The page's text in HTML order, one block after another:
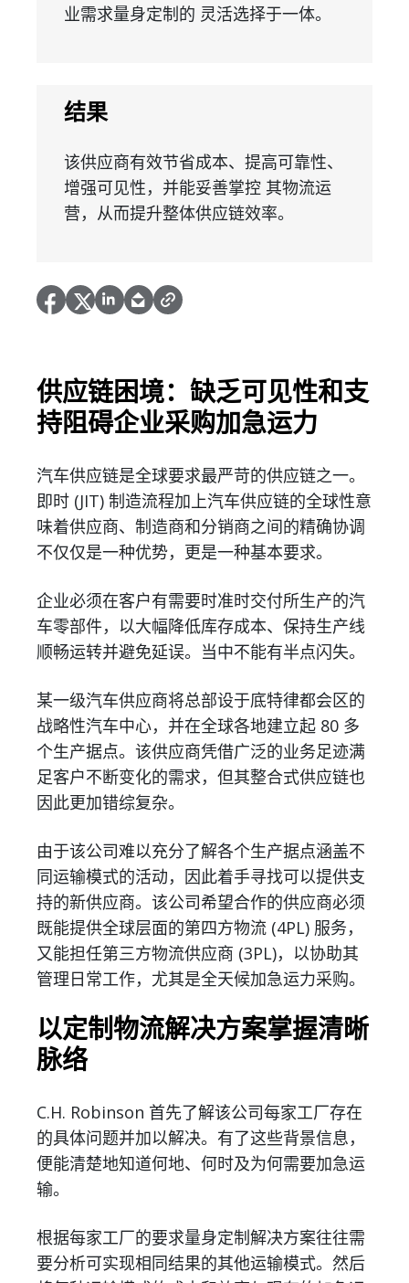
业需求量身定制的 灵活选择于一体。
结果
该供应商有效节省成本、提高可靠性、
增强可见性，并能妥善掌控 其物流运
营，从而提升整体供应链效率。
供应链困境：缺乏可见性和支
持阻碍企业采购加急运力
汽车供应链是全球要求最严苛的供应链之一。
即时 (JIT) 制造流程加上汽车供应链的全球性意
味着供应商、制造商和分销商之间的精确协调
不仅仅是一种优势，更是一种基本要求。
企业必须在客户有需要时准时交付所生产的汽
车零部件，以大幅降低库存成本、保持生产线
顺畅运转并避免延误。当中不能有半点闪失。
某一级汽车供应商将总部设于底特律都会区的
战略性汽车中心，并在全球各地建立起 80 多
个生产据点。该供应商凭借广泛的业务足迹满
足客户不断变化的需求，但其整合式供应链也
因此更加错综复杂。
由于该公司难以充分了解各个生产据点涵盖不
同运输模式的活动，因此着手寻找可以提供支
持的新供应商。该公司希望合作的供应商必须
既能提供全球层面的第四方物流 (4PL) 服务，
又能担任第三方物流供应商 (3PL)，以协助其
管理日常工作，尤其是全天候加急运力采购。
以定制物流解决方案掌握清晰
脉络
C.H. Robinson 首先了解该公司每家工厂存在
的具体问题并加以解决。有了这些背景信息，
便能清楚地知道何地、何时及为何需要加急运
输。
根据每家工厂的要求量身定制解决方案往往需
要分析可实现相同结果的其他运输模式。然后